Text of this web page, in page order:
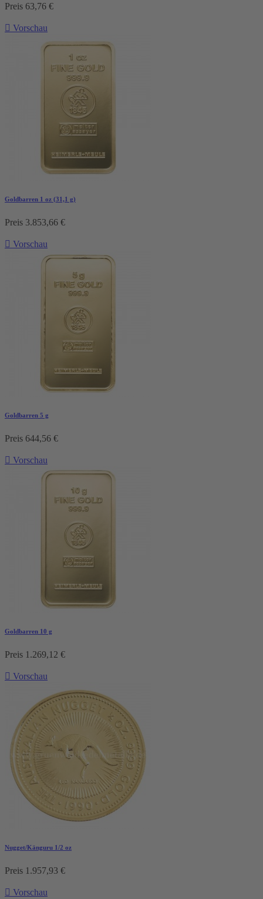
Preis 63,76 €
 Vorschau
Goldbarren 1 oz (31,1 g)
Preis 3.853,66 €
 Vorschau
Goldbarren 5 g
Preis 644,56 €
 Vorschau
Goldbarren 10 g
Preis 1.269,12 €
 Vorschau
Nugget/Känguru 1/2 oz
Preis 1.957,93 €
 Vorschau